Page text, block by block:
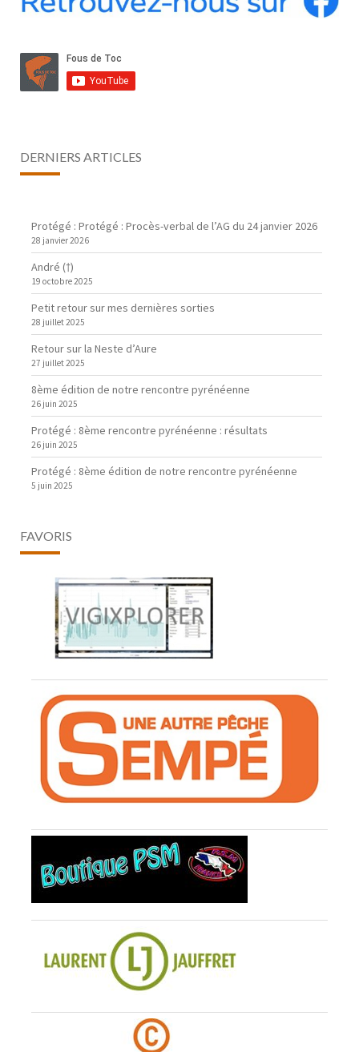
DERNIERS ARTICLES
Protégé : Protégé : Procès-verbal de l’AG du 24 janvier 2026
28 janvier 2026
André (†)
19 octobre 2025
Petit retour sur mes dernières sorties
28 juillet 2025
Retour sur la Neste d’Aure
27 juillet 2025
8ème édition de notre rencontre pyrénéenne
26 juin 2025
Protégé : 8ème rencontre pyrénéenne : résultats
26 juin 2025
Protégé : 8ème édition de notre rencontre pyrénéenne
5 juin 2025
FAVORIS